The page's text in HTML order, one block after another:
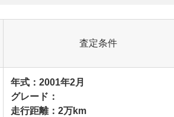
査定条件
年式：2001年2月
グレード：
走行距離：2万km